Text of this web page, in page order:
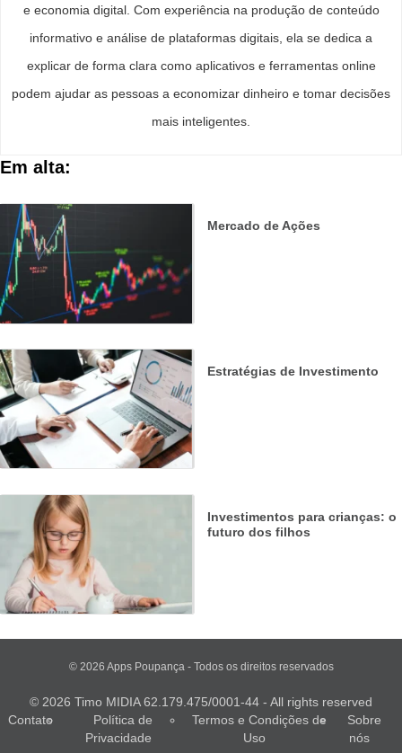
e economia digital. Com experiência na produção de conteúdo
informativo e análise de plataformas digitais, ela se dedica a
explicar de forma clara como aplicativos e ferramentas online
podem ajudar as pessoas a economizar dinheiro e tomar decisões
mais inteligentes.
Em alta:
Mercado de Ações
Estratégias de Investimento
Investimentos para crianças: o
futuro dos filhos
© 2026 Apps Poupança - Todos os direitos reservados
© 2026 Timo MIDIA 62.179.475/0001-44 - All rights reserved
Contato
Política de
Privacidade
Termos e Condições de
Uso
Sobre
nós